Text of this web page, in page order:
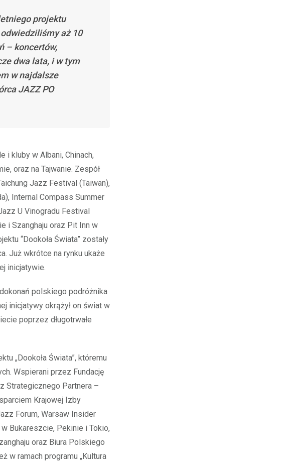
projektu
odwiedziliśmy aż 10
– koncertów,
dwa lata, i w tym
w najdalsze
JAZZ PO
i kluby w Albani, Chinach,
oraz na Tajwanie. Zespół
Jazz Festival (Taiwan),
Internal Compass Summer
U Vinogradu Festival
i Szanghaju oraz Pit Inn w
“Dookoła Świata” zostały
Już wkrótce na rynku ukaże
inicjatywie.
polskiego podróżnika
inicjatywy okrążył on świat w
poprzez długotrwałe
„Dookoła Świata”, któremu
Wspierani przez Fundację
Strategicznego Partnera –
Krajowej Izby
Forum, Warsaw Insider
Bukareszcie, Pekinie i Tokio,
oraz Biura Polskiego
w ramach programu „Kultura